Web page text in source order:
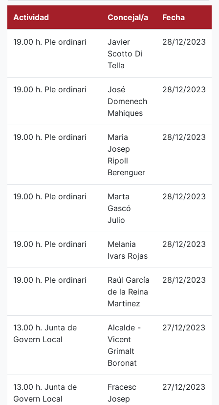
Actividad Concejal/a Fecha
19.00 h. Ple ordinari
Javier
Scotto Di
Tella
28/12/2023
19.00 h. Ple ordinari
José
Domenech
Mahiques
28/12/2023
19.00 h. Ple ordinari
Maria
Josep
Ripoll
Berenguer
28/12/2023
19.00 h. Ple ordinari
Marta
Gascó
Julio
28/12/2023
19.00 h. Ple ordinari
Melania
Ivars Rojas
28/12/2023
19.00 h. Ple ordinari
Raúl García
de la Reina
Martinez
28/12/2023
13.00 h. Junta de
Govern Local
Alcalde -
Vicent
Grimalt
Boronat
27/12/2023
13.00 h. Junta de
Govern Local
Fracesc
Josep
27/12/2023